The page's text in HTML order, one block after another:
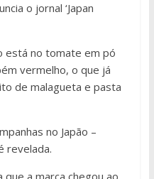
o jornal ‘Japan
está no tomate em pó
vermelho, o que já
de malagueta e pasta
no Japão –
revelada.